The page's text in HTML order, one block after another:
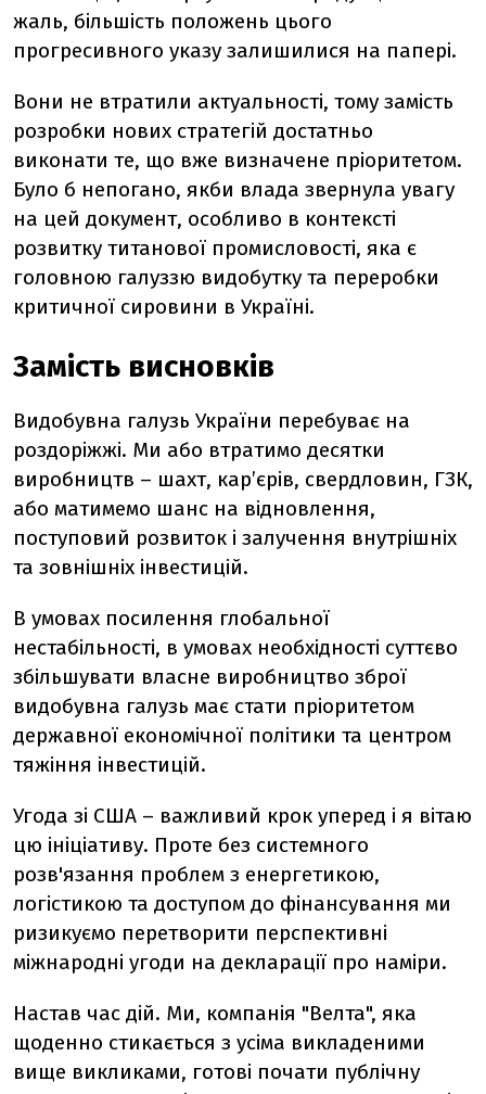
жаль, більшість положень цього
прогресивного указу залишилися на папері.
Вони не втратили актуальності, тому замість
розробки нових стратегій достатньо
виконати те, що вже визначене пріоритетом.
Було б непогано, якби влада звернула увагу
на цей документ, особливо в контексті
розвитку титанової промисловості, яка є
головною галуззю видобутку та переробки
критичної сировини в Україні.
Замість висновків
Видобувна галузь України перебуває на
роздоріжжі. Ми або втратимо десятки
виробництв – шахт, кар’єрів, свердловин, ГЗК,
або матимемо шанс на відновлення,
поступовий розвиток і залучення внутрішніх
та зовнішніх інвестицій.
В умовах посилення глобальної
нестабільності, в умовах необхідності суттєво
збільшувати власне виробництво зброї
видобувна галузь має стати пріоритетом
державної економічної політики та центром
тяжіння інвестицій.
Угода зі США – важливий крок уперед і я вітаю
цю ініціативу. Проте без системного
розв'язання проблем з енергетикою,
логістикою та доступом до фінансування ми
ризикуємо перетворити перспективні
міжнародні угоди на декларації про наміри.
Настав час дій. Ми, компанія "Велта", яка
щоденно стикається з усіма викладеними
вище викликами, готові почати публічну